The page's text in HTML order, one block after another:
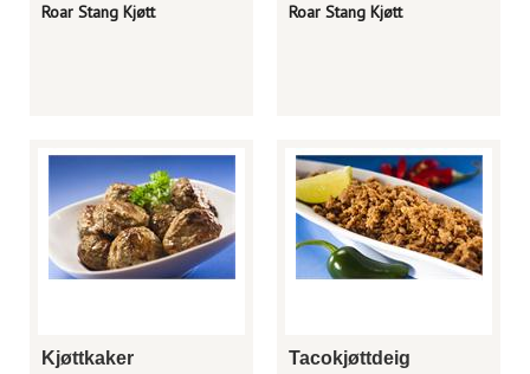
Roar Stang Kjøtt Roar Stang Kjøtt
Kjøttkaker Tacokjøttdeig